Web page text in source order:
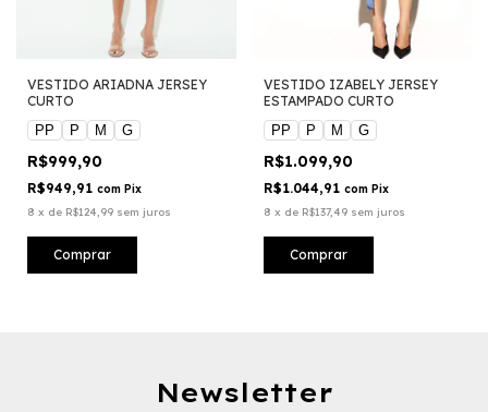
VESTIDO ARIADNA JERSEY
CURTO
PP
P M G
R$999,90
R$949,91 com Pix
8 x de R$124,99 sem juros
Comprar
VESTIDO IZABELY JERSEY
ESTAMPADO CURTO
PP
P M G
R$1.099,90
R$1.044,91 com Pix
8 x de R$137,49 sem juros
Comprar
Newsletter